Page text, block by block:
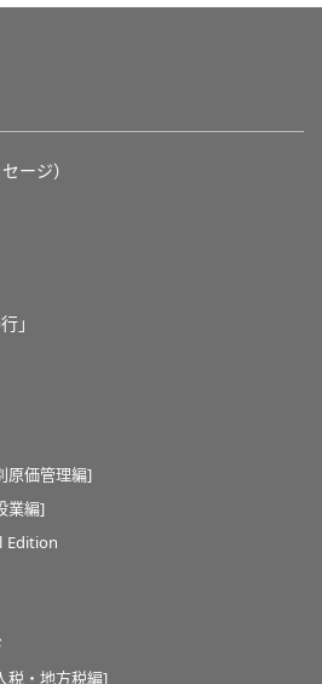
ージ）
」
原価管理編]
業編]
Edition
税・地方税編]